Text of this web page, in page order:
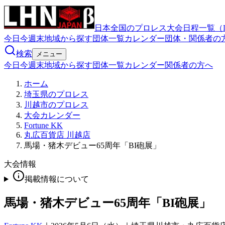
日本全国のプロレス大会日程一覧（
今日 今週末地域から探す団体一覧カレンダー団体・関係者の
検索
メニュー
今日 今週末地域から探す団体一覧カレンダー関係者の方へ
ホーム
埼玉県のプロレス
川越市のプロレス
大会カレンダー
Fortune KK
丸広百貨店 川越店
馬場・猪木デビュー65周年「BI砲展」
大会情報
掲載情報について
馬場・猪木デビュー65周年「BI砲展」